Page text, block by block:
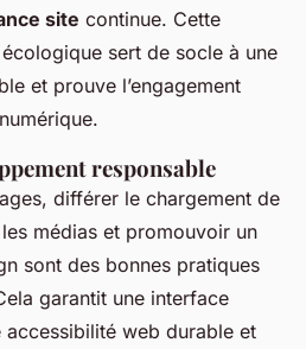
site continue. Cette
sert de socle à une
et prouve l’engagement
responsable
différer le chargement de
médias et promouvoir un
sont des bonnes pratiques
garantit une interface
accessibilité web durable et